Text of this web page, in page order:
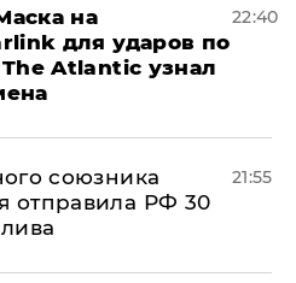
на
для ударов по
Atlantic узнал
22:40
союзника
отправила РФ 30
21:55